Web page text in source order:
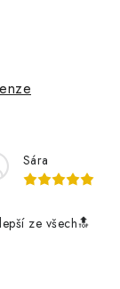
Sára
ze všech🔝